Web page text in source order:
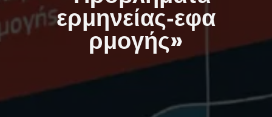
ερμηνείας‑εφα
ρμογής»